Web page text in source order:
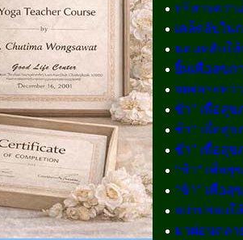
บริหารควา
เคล็ดลับใน
นอนหลับให้
ยิ้มเพื่อสุขภ
จดจ่อระหว่
ช้า” เพื่อสุ
ช้า” เพื่อสุข
ช้า” เพื่อสุข
“ช้า” เพื่อสุ
“ช้า” เพื่อ
อย่าปล่อยใ
มาผ่อนคลา